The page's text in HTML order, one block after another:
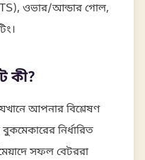
ওভার/আন্ডার গোল,
কী?
আপনার বিশ্লেষণ
নির্ধারিত
সফল বেটররা